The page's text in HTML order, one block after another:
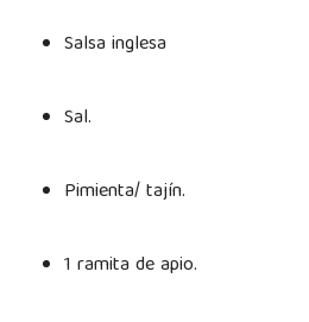
Salsa inglesa
Sal.
Pimienta/ tajín.
1 ramita de apio.